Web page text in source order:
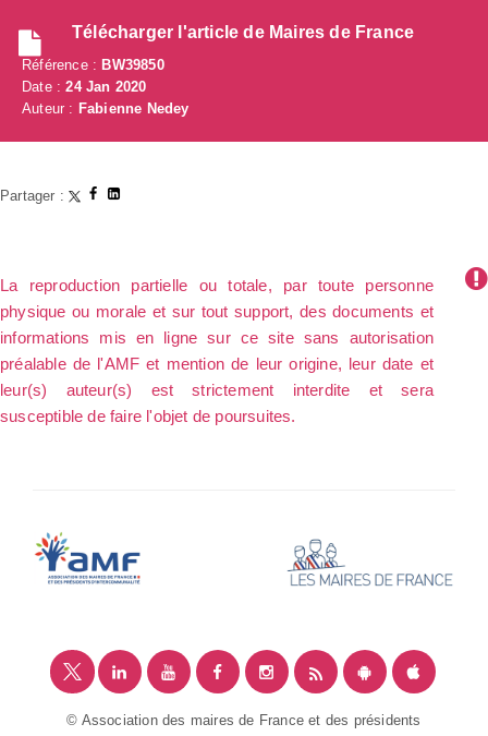
Télécharger l'article de Maires de France
Référence : BW39850
Date :24 Jan 2020
Auteur : Fabienne Nedey
Partager :
La reproduction partielle ou totale, par toute personne
physique ou morale et sur tout support, des documents et
informations mis en ligne sur ce site sans autorisation
préalable de l'AMF et mention de leur origine, leur date et
leur(s) auteur(s) est strictement interdite et sera
susceptible de faire l'objet de poursuites.
© Association des maires de France et des présidents